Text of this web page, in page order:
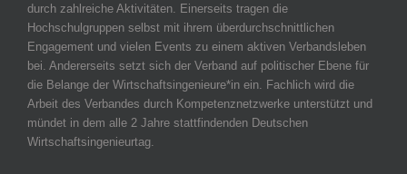
durch zahlreiche Aktivitäten. Einerseits tragen die
Hochschulgruppen selbst mit ihrem überdurchschnittlichen
Engagement und vielen Events zu einem aktiven Verbandsleben
bei. Andererseits setzt sich der Verband auf politischer Ebene für
die Belange der Wirtschaftsingenieure*in ein. Fachlich wird die
Arbeit des Verbandes durch Kompetenznetzwerke unterstützt und
mündet in dem alle 2 Jahre stattfindenden Deutschen
Wirtschaftsingenieurtag.